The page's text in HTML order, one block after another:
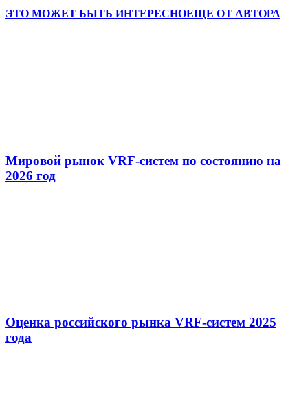
ЭТО МОЖЕТ БЫТЬ ИНТЕРЕСНОЕЩЕ ОТ АВТОРА
Мировой рынок VRF-систем по состоянию на
2026 год
Оценка российского рынка VRF-систем 2025
года